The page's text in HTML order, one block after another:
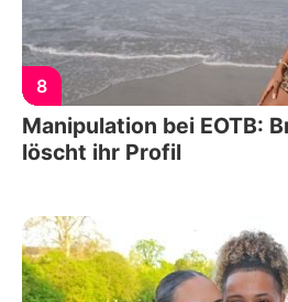
8
Manipulation bei EOTB:
löscht ihr Profil